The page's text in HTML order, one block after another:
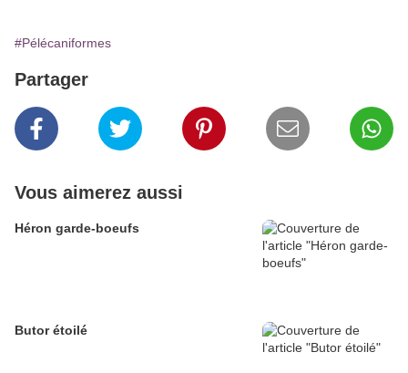
#Pélécaniformes
Partager
Vous aimerez aussi
Héron garde-boeufs
Butor étoilé